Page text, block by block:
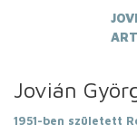
Jovián
1951-ben született